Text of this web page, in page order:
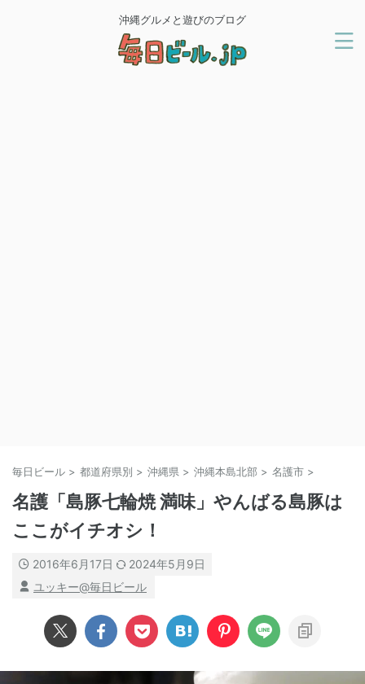
沖縄グルメと遊びのブログ
毎日ビール > 都道府県別 > 沖縄県 > 沖縄本島北部 > 名護市 >
名護「島豚七輪焼 満味」やんばる島豚は
ここがイチオシ！
2016年6月17日
2024年5月9日
ユッキー@毎日ビール